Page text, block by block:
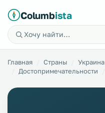
Columbista
Главная Страны Украина
Достопримечательности